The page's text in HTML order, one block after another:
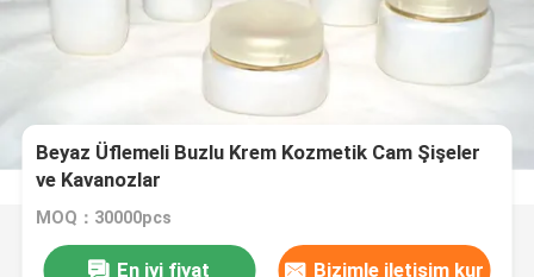
Beyaz Üflemeli Buzlu Krem Kozmetik Cam Şişeler
ve Kavanozlar
MOQ：30000pcs
En iyi fiyat Bizimle iletişim kur